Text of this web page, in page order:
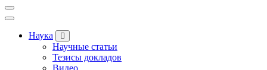
Наука
Научные статьи
Тезисы докладов